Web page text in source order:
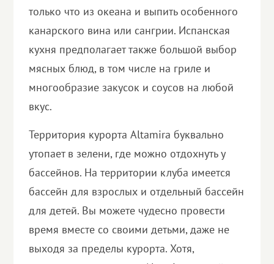
только что из океана и выпить особенного
канарского вина или сангрии. Испанская
кухня предполагает также большой выбор
мясных блюд, в том числе на гриле и
многообразие закусок и соусов на любой
вкус.
Территория курорта Altamira буквально
утопает в зелени, где можно отдохнуть у
бассейнов. На территории клуба имеется
бассейн для взрослых и отдельный бассейн
для детей. Вы можете чудесно провести
время вместе со своими детьми, даже не
выходя за пределы курорта. Хотя,